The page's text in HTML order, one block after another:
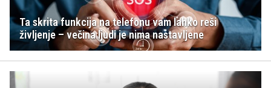
Ta skrita funkcija na telefonu vam lahko reši
življenje – večina ljudi je nima nastavljene